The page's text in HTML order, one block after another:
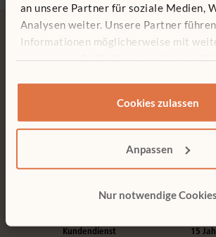
an unsere Partner für soziale Medien,
Analysen weiter. Unsere Partner
Informationen möglicherweise mit
zusammen, die Sie ihnen bereitgestellt
Cookies zulassen
Anpassen
Nur notwendige Cookies
Deutschlands.
Kundendienst 15